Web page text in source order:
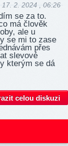
17. 2. 2024 , 06:26
se za to.
má člověk
ale u
se mi to zase
přes
slevové
kterým se dá
celou diskuzi